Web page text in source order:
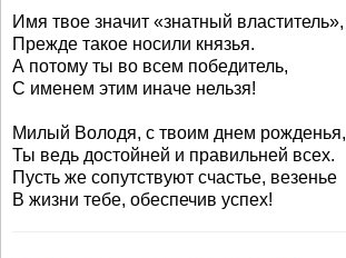
Имя твое значит «знатный властитель»,
Прежде такое носили князья.
А потому ты во всем победитель,
С именем этим иначе нельзя!
Милый Володя, с твоим днем рожденья,
Ты ведь достойней и правильней всех.
Пусть же сопутствуют счастье, везенье
В жизни тебе, обеспечив успех!